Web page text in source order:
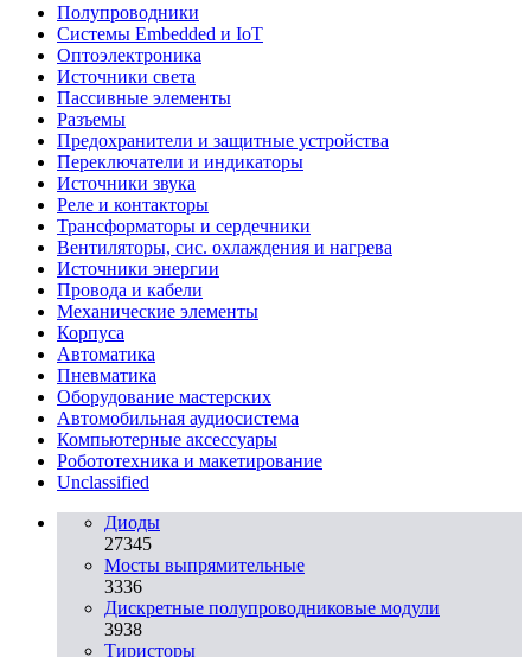
Полупроводники
Системы Embedded и IoT
Oптоэлектроника
Источники света
Пассивные элементы
Разъeмы
Предохранители и защитные устройства
Переключатели и индикаторы
Источники звука
Реле и контакторы
Трансформаторы и сердечники
Вентиляторы, сис. охлаждения и нагрева
Источники энергии
Провода и кабели
Механические элементы
Корпуса
Автоматика
Пневматика
Оборудование мастерских
Автомобильная аудиосистема
Компьютерные аксессуары
Робототехника и макетирование
Unclassified
Диоды
27345
Мосты выпрямительные
3336
Дискретные полупроводниковые модули
3938
Тиристоры